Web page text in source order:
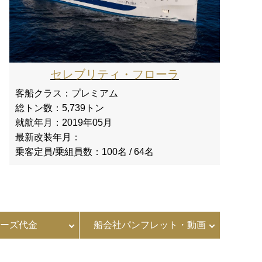
セレブリティ・フローラ
客船クラス： プレミアム
総トン数： 5,739トン
就航年月： 2019年05月
最新改装年月：
乗客定員/乗組員数： 100名 / 64名
ズ代金 船会社パンフレット・動画